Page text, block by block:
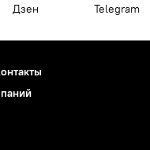
Дзен Telegram